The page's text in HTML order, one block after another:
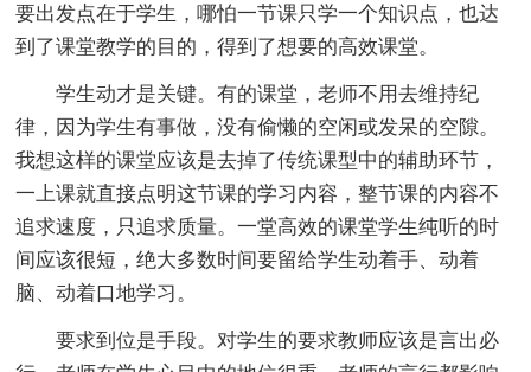
要出发点在于学生，哪怕一节课只学一个知识点，也达
到了课堂教学的目的，得到了想要的高效课堂。
学生动才是关键。有的课堂，老师不用去维持纪
律，因为学生有事做，没有偷懒的空闲或发呆的空隙。
我想这样的课堂应该是去掉了传统课型中的辅助环节，
一上课就直接点明这节课的学习内容，整节课的内容不
追求速度，只追求质量。一堂高效的课堂学生纯听的时
间应该很短，绝大多数时间要留给学生动着手、动着
脑、动着口地学习。
要求到位是手段。对学生的要求教师应该是言出必